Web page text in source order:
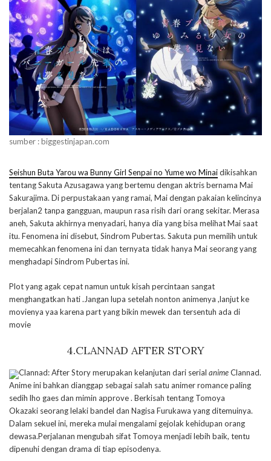
sumber : biggestinjapan.com
Seishun Buta Yarou wa Bunny Girl Senpai no Yume wo Minaidikisahkan
tentang Sakuta Azusagawa yang bertemu dengan aktris bernama Mai
Sakurajima. Di perpustakaan yang ramai, Mai dengan pakaian kelincinya
berjalan2 tanpa gangguan, maupun rasa risih dari orang sekitar. Merasa
aneh, Sakuta akhirnya menyadari, hanya dia yang bisa melihat Mai saat
itu. Fenomena ini disebut, Sindrom Pubertas. Sakuta pun memilih untuk
memecahkan fenomena ini dan ternyata tidak hanya Mai seorang yang
menghadapi Sindrom Pubertas ini.
Plot yang agak cepat namun untuk kisah percintaan sangat
menghangatkan hati .Jangan lupa setelah nonton animenya ,lanjut ke
movienya yaa karena part yang bikin mewek dan tersentuh ada di
movie
4.CLANNAD AFTER STORY
Clannad: After Story merupakan kelanjutan dari serial animeClannad.
Anime ini bahkan dianggap sebagai salah satu animer romance paling
sedih lho gaes dan mimin approve . Berkisah tentang Tomoya
Okazaki seorang lelaki bandel dan Nagisa Furukawa yang ditemuinya.
Dalam sekuel ini, mereka mulai mengalami gejolak kehidupan orang
dewasa.Perjalanan mengubah sifat Tomoya menjadi lebih baik, tentu
dipenuhi dengan drama di tiap episodenya.